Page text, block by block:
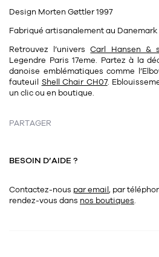
Design Morten Gøttler 1997
Fabriqué artisanalement au Danemark
Retrouvez l’universCarl Hansen &
Legendre Paris 17eme. Partez à la
danoise emblématiques comme l’
fauteuil Shell Chair CH07.
un clic ou en boutique.
PARTAGER
BESOIN D’AIDE ?
Contactez-nous par email, par
rendez-vous dans nos boutiques.